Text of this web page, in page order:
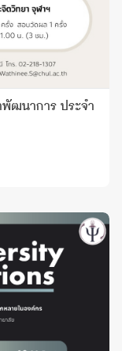
พัฒนาการ ประจำ